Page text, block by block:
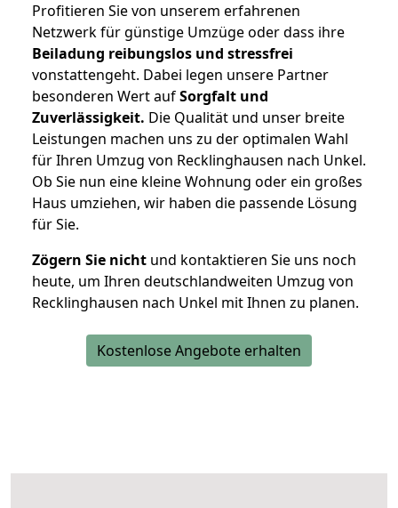
Profitieren Sie von unserem erfahrenen
Netzwerk für günstige Umzüge oder dass ihre
Beiladung reibungslos und stressfrei
vonstattengeht. Dabei legen unsere Partner
besonderen Wert aufSorgfalt und
Zuverlässigkeit. Die Qualität und unser breite
Leistungen machen uns zu der optimalen Wahl
für Ihren Umzug von Recklinghausen nach Unkel.
Ob Sie nun eine kleine Wohnung oder ein großes
Haus umziehen, wir haben die passende Lösung
für Sie.
Zögern Sie nicht und kontaktieren Sie uns noch
heute, um Ihren deutschlandweiten Umzug von
Recklinghausen nach Unkel mit Ihnen zu planen.
Kostenlose Angebote erhalten